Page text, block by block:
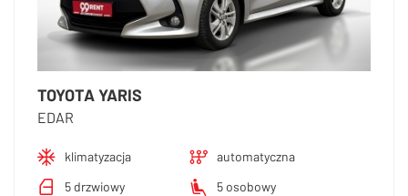
TOYOTA YARIS
EDAR
klimatyzacja
automatyczna
5 drzwiowy
5 osobowy